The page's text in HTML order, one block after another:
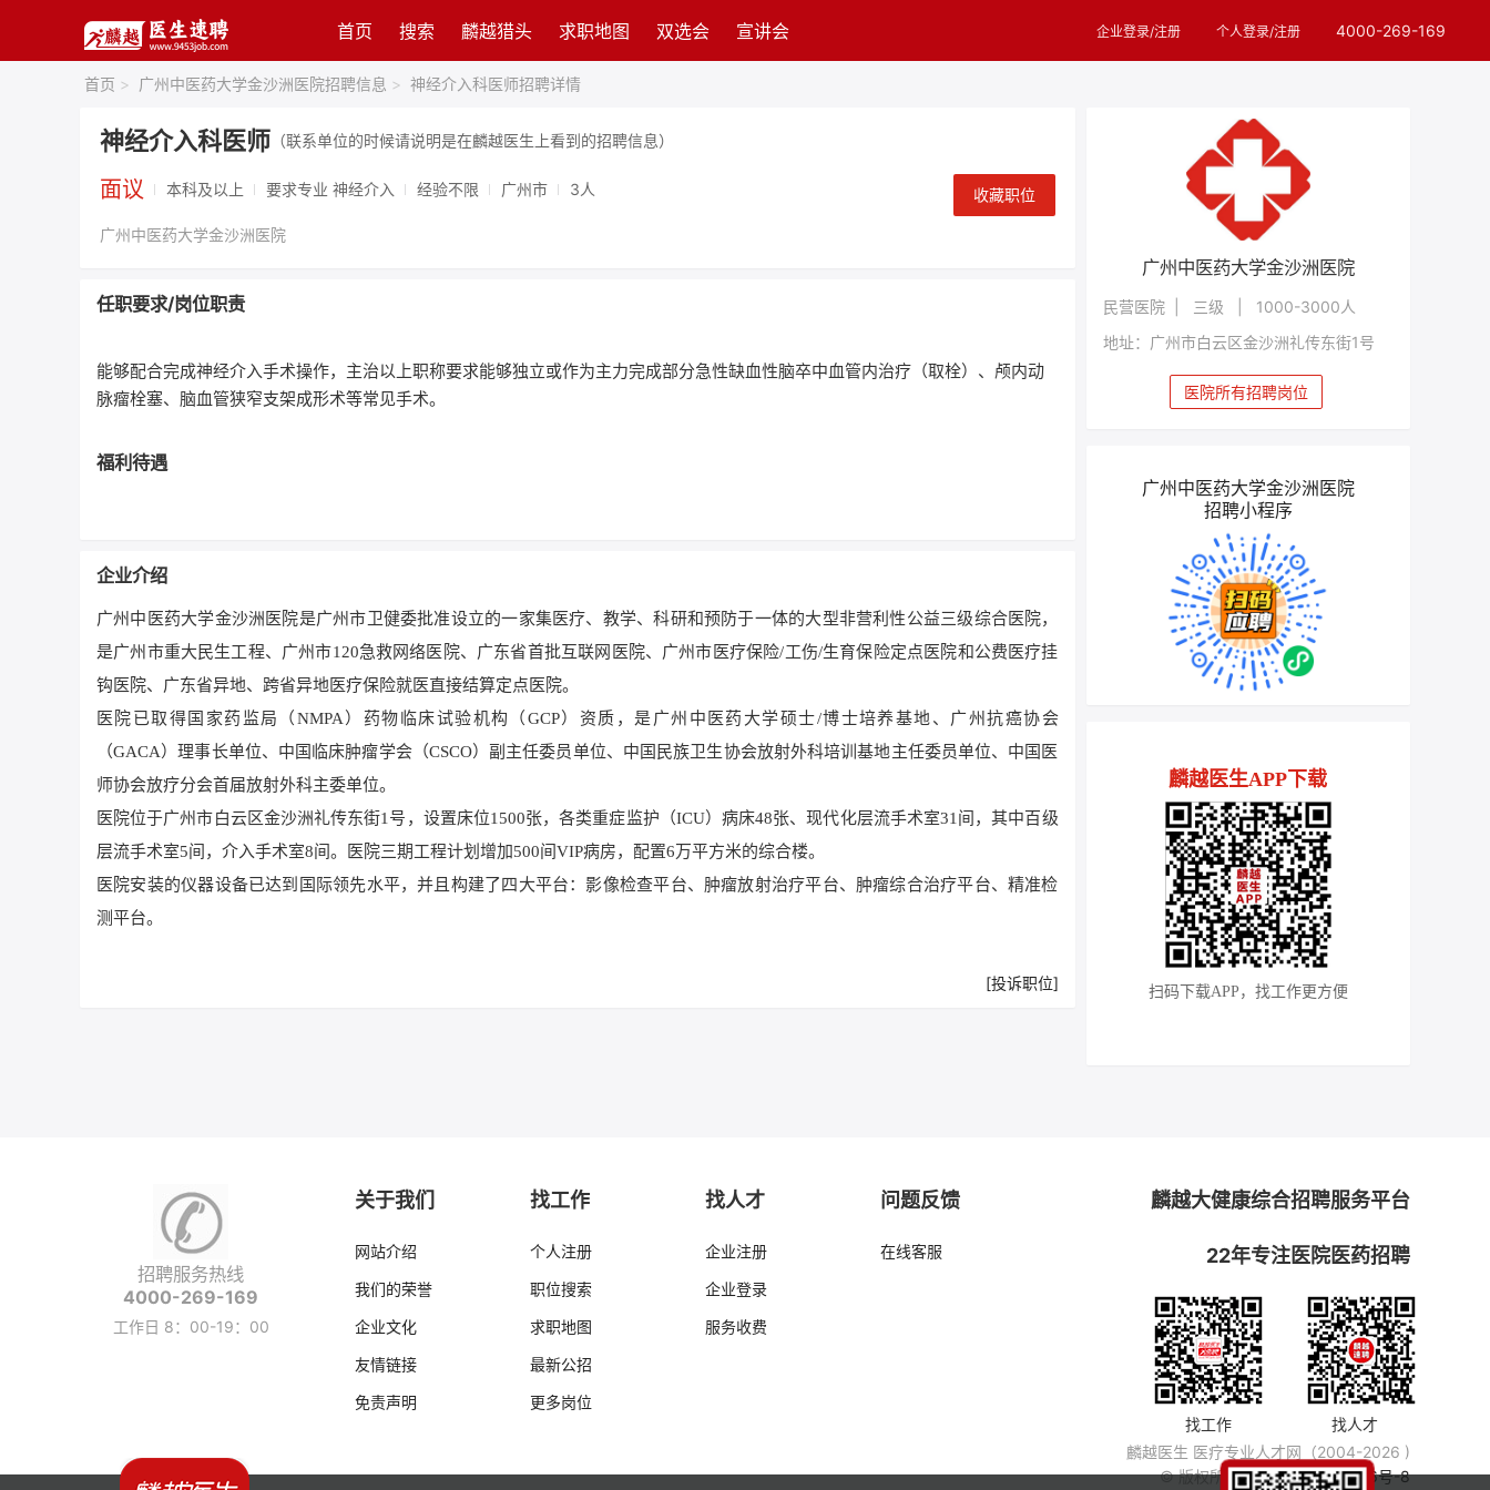
首页 搜索 麟越猎头 求职地图 双选会 宣讲会 企业登录/注册 个人登录/注册 4000-269-169
首页 > 广州中医药大学金沙洲医院招聘信息 > 神经介入科医师招聘详情
神经介入科医师 （联系单位的时候请说明是在麟越医生上看到的招聘信息）
面议 本科及以上 要求专业 神经介入 经验不限 广州市 3人
广州中医药大学金沙洲医院
收藏职位
任职要求/岗位职责
能够配合完成神经介入手术操作，主治以上职称要求能够独立或作为主力完成部分急性缺血性脑卒中血管内治疗（取栓）、颅内动
脉瘤栓塞、脑血管狭窄支架成形术等常见手术。
福利待遇
企业介绍
广州中医药大学金沙洲医院是广州市卫健委批准设立的一家集医疗、教学、科研和预防于一体的大型非营利性公益三级综合医院，
是广州市重大民生工程、广州市120急救网络医院、广东省首批互联网医院、广州市医疗保险/工伤/生育保险定点医院和公费医疗挂
钩医院、广东省异地、跨省异地医疗保险就医直接结算定点医院。
医院已取得国家药监局（NMPA）药物临床试验机构（GCP）资质，是广州中医药大学硕士/博士培养基地、广州抗癌协会
（GACA）理事长单位、中国临床肿瘤学会（CSCO）副主任委员单位、中国民族卫生协会放射外科培训基地主任委员单位、中国医
师协会放疗分会首届放射外科主委单位。
医院位于广州市白云区金沙洲礼传东街1号，设置床位1500张，各类重症监护（ICU）病床48张、现代化层流手术室31间，其中百级
层流手术室5间，介入手术室8间。医院三期工程计划增加500间VIP病房，配置6万平方米的综合楼。
医院安装的仪器设备已达到国际领先水平，并且构建了四大平台：影像检查平台、肿瘤放射治疗平台、肿瘤综合治疗平台、精准检
测平台。
[投诉职位]
广州中医药大学金沙洲医院
民营医院 | 三级 | 1000-3000人
地址：广州市白云区金沙洲礼传东街1号
医院所有招聘岗位
广州中医药大学金沙洲医院
招聘小程序
麟越医生APP下载
扫码下载APP，找工作更方便
招聘服务热线
4000-269-169
工作日 8：00-19：00
关于我们
网站介绍
我们的荣誉
企业文化
友情链接
免责声明
找工作
个人注册
职位搜索
求职地图
最新公招
更多岗位
找人才
企业注册
企业登录
服务收费
问题反馈
在线客服
麟越大健康综合招聘服务平台
22年专注医院医药招聘
找人才
找工作
麟越医生 医疗专业人才网（2004-2026 )
© 版权所有粤ICP备14007846号-8